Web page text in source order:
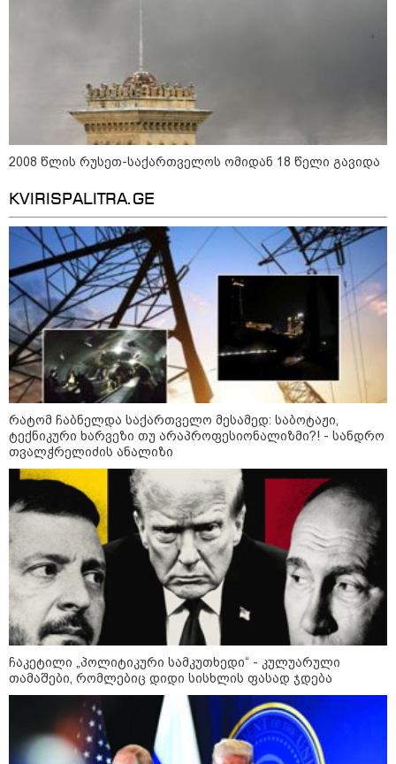
შედეგი არ დადგებოდა" - ქეთა
ხარძიანი
კატეგორიის ყველა სიახლე
ყველაზე კარგი/ცუდი ქვეყნები
ემიგრანტებისთვის 2026 წელს
2026 წლის ყველაზე გაყიდვადი
ავტომობილები - Focus2Move-ის
რეიტინგი
დოლარზე უარს ამბობენ
პოლიტიკა
2008 წლის რუსეთ-საქართველოს ომიდან 18 წელი გავიდა
KVIRISPALITRA.GE
რატომ ჩაბნელდა საქართველო მესამედ: საბოტაჟი,
ტექნიკური ხარვეზი თუ არაპროფესიონალიზმი?! - სანდრო
თვალჭრელიძის ანალიზი
ჩაკეტილი „პოლიტიკური სამკუთხედი“ - კულუარული
თამაშები, რომლებიც დიდი სისხლის ფასად ჯდება